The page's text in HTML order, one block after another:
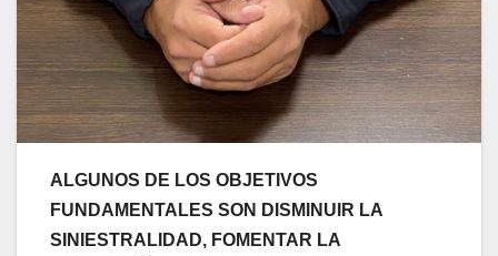
ALGUNOS DE LOS OBJETIVOS
FUNDAMENTALES SON DISMINUIR LA
SINIESTRALIDAD, FOMENTAR LA